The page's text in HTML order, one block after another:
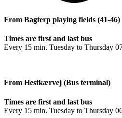
From Bagterp playing fields (41-46)
Times are first and last bus
Every 15 min. Tuesday to Thursday
From Hestkærvej (Bus terminal)
Times are first and last bus
Every 15 min. Tuesday to Thursday